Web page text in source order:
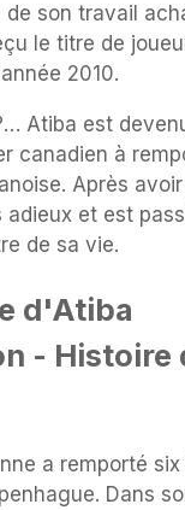
de son travail
le titre de
2010.
Atiba est
canadien à
Après
adieux et est
de sa vie.
d'Atiba
- Histoire
a remporté
Dans